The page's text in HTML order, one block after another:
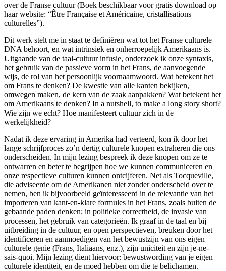
over de Franse cultuur (Boek beschikbaar voor gratis download op
haar website: “Être Française et Américaine, cristallisations
culturelles”).
Dit werk stelt me in staat te definiëren wat tot het Franse culturele
DNA behoort, en wat intrinsiek en onherroepelijk Amerikaans is.
Uitgaande van de taal-cultuur infusie, onderzoek ik onze syntaxis,
het gebruik van de passieve vorm in het Frans, de aanvoegende
wijs, de rol van het persoonlijk voornaamwoord. Wat betekent het
om Frans te denken? De kwestie van alle kanten bekijken,
omwegen maken, de kern van de zaak aanpakken? Wat betekent het
om Amerikaans te denken? In a nutshell, to make a long story short?
Wie zijn we echt? Hoe manifesteert cultuur zich in de
werkelijkheid?
Nadat ik deze ervaring in Amerika had verteerd, kon ik door het
lange schrijfproces zo’n dertig culturele knopen extraheren die ons
onderscheiden. In mijn lezing bespreek ik deze knopen om ze te
ontwarren en beter te begrijpen hoe we kunnen communiceren en
onze respectieve culturen kunnen ontcijferen. Net als Tocqueville,
die adviseerde om de Amerikanen niet zonder onderscheid over te
nemen, ben ik bijvoorbeeld geïnteresseerd in de relevantie van het
importeren van kant-en-klare formules in het Frans, zoals buiten de
gebaande paden denken; in politieke correctheid, de invasie van
processen, het gebruik van categorieën. Ik graaf in de taal en bij
uitbreiding in de cultuur, en open perspectieven, breuken door het
identificeren en aanmoedigen van het bewustzijn van ons eigen
culturele genie (Frans, Italiaans, enz.), zijn uniciteit en zijn je-ne-
sais-quoi. Mijn lezing dient hiervoor: bewustwording van je eigen
culturele identiteit, en de moed hebben om die te belichamen.